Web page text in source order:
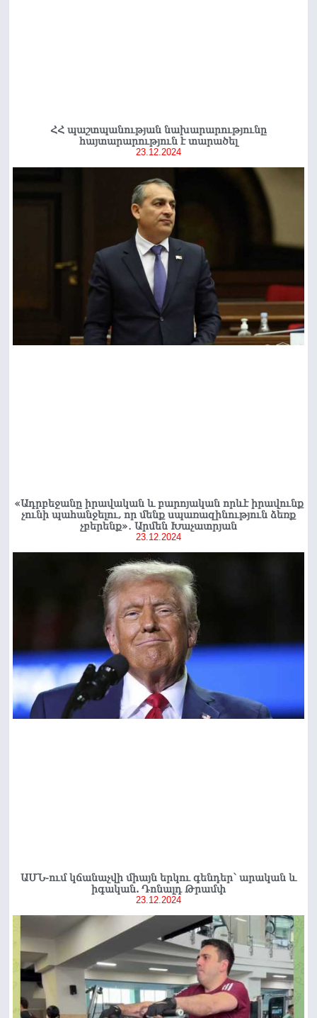
ՀՀ պաշտպանության նախարարությունը
հայտարարություն է տարածել
23.12.2024
«Ադրբեջանը իրավական և բարոյական որևէ իրավունք
չունի պահանջելու, որ մենք սպառազինություն ձեռք
չբերենք»․ Արմեն Խաչատրյան
23.12.2024
ԱՄՆ-ում կճանաչվի միայն երկու գենդեր՝ արական և
իգական. Դոնալդ Թրամփ
23.12.2024